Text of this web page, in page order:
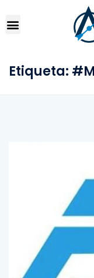
Etiqueta: